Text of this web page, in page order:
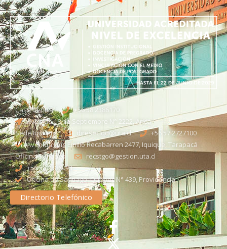
Casa Central
+56 58 2386170
Avenida 18 de Septiembre N° 2222, Arica
Sede Iquique
direseciqq@uta.cl
+56 57 2727100​
Avenida Luis Emilio Recabarren 2477, Iquique, Tarapacá
Oficina Santiago
recstgo@gestion.uta.cl
+56 58 2386093
Oficina de Santiago: Quebec N° 439, Providencia
Directorio Telefónico